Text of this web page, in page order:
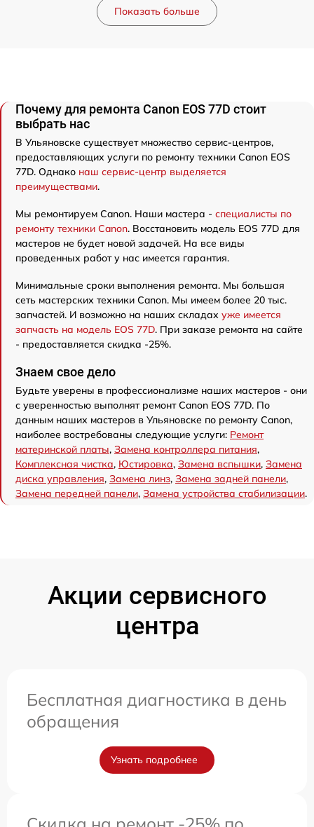
Показать больше
Почему для ремонта Canon EOS 77D стоит
выбрать нас
В Ульяновске существует множество сервис-центров,
предоставляющих услуги по ремонту техники Canon EOS
77D. Однако наш сервис-центр выделяется
преимуществами.
Мы ремонтируем Canon. Наши мастера - специалисты по
ремонту техники Canon. Восстановить модель EOS 77D для
мастеров не будет новой задачей. На все виды
проведенных работ у нас имеется гарантия.
Минимальные сроки выполнения ремонта. Мы большая
сеть мастерских техники Canon. Мы имеем более 20 тыс.
запчастей. И возможно на наших складах уже имеется
запчасть на модель EOS 77D. При заказе ремонта на сайте
- предоставляется скидка -25%.
Знаем свое дело
Будьте уверены в профессионализме наших мастеров - они
с уверенностью выполнят ремонт Canon EOS 77D. По
данным наших мастеров в Ульяновске по ремонту Canon,
наиболее востребованы следующие услуги: Ремонт
материнской платы, Замена контроллера питания,
Комплексная чистка, Юстировка, Замена вспышки, Замена
диска управления, Замена линз, Замена задней панели,
Замена передней панели, Замена устройства стабилизации.
Акции сервисного
центра
Бесплатная диагностика в день
обращения
Узнать подробнее